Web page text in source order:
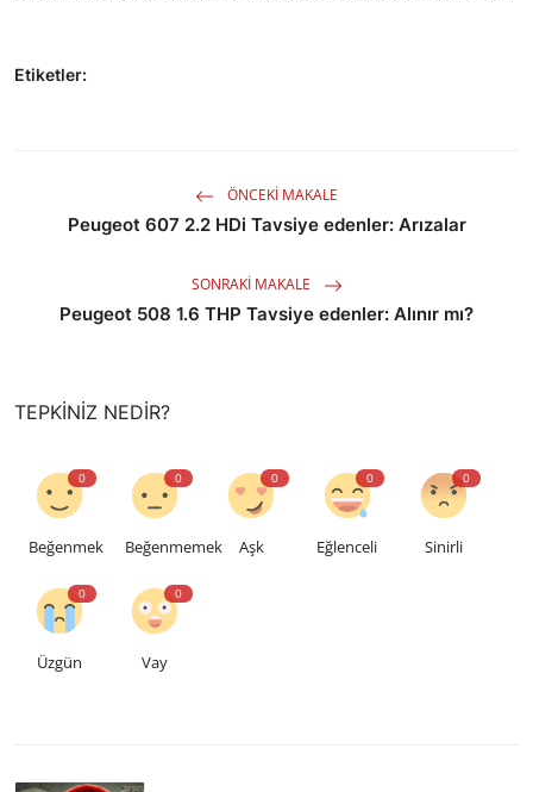
Etiketler:
ÖNCEKI MAKALE
Peugeot 607 2.2 HDi Tavsiye edenler: Arızalar
SONRAKI MAKALE
Peugeot 508 1.6 THP Tavsiye edenler: Alınır mı?
TEPKINIZ NEDIR?
0
Beğenmek
0
Beğenmemek
0
Aşk
0
Eğlenceli
0
Sinirli
0
Üzgün
0
Vay